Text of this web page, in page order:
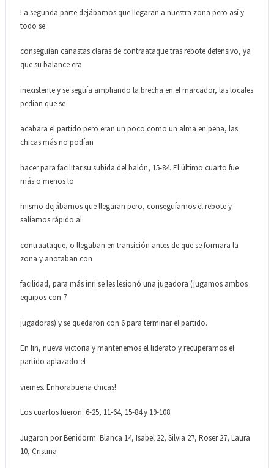
La segunda parte dejábamos que llegaran a nuestra zona pero así y
todo se
conseguían canastas claras de contraataque tras rebote defensivo, ya
que su balance era
inexistente y se seguía ampliando la brecha en el marcador, las locales
pedían que se
acabara el partido pero eran un poco como un alma en pena, las
chicas más no podían
hacer para facilitar su subida del balón, 15-84. El último cuarto fue
más o menos lo
mismo dejábamos que llegaran pero, conseguíamos el rebote y
salíamos rápido al
contraataque, o llegaban en transición antes de que se formara la
zona y anotaban con
facilidad, para más inri se les lesionó una jugadora (jugamos ambos
equipos con 7
jugadoras) y se quedaron con 6 para terminar el partido.
En fin, nueva victoria y mantenemos el liderato y recuperamos el
partido aplazado el
viernes. Enhorabuena chicas!
Los cuartos fueron: 6-25, 11-64, 15-84 y 19-108.
Jugaron por Benidorm: Blanca 14, Isabel 22, Silvia 27, Roser 27, Laura
10, Cristina